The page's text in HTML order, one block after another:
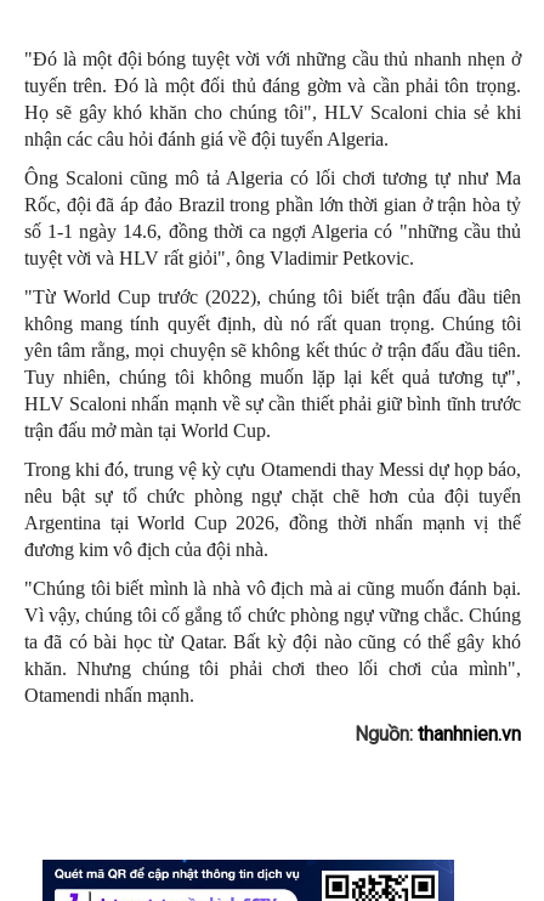
"Đó là một đội bóng tuyệt vời với những cầu thủ nhanh nhẹn ở
tuyến trên. Đó là một đối thủ đáng gờm và cần phải tôn trọng.
Họ sẽ gây khó khăn cho chúng tôi", HLV Scaloni chia sẻ khi
nhận các câu hỏi đánh giá về đội tuyển Algeria.
Ông Scaloni cũng mô tả Algeria có lối chơi tương tự như Ma
Rốc, đội đã áp đảo Brazil trong phần lớn thời gian ở trận hòa tỷ
số 1-1 ngày 14.6, đồng thời ca ngợi Algeria có "những cầu thủ
tuyệt vời và HLV rất giỏi", ông Vladimir Petkovic.
"Từ World Cup trước (2022), chúng tôi biết trận đấu đầu tiên
không mang tính quyết định, dù nó rất quan trọng. Chúng tôi
yên tâm rằng, mọi chuyện sẽ không kết thúc ở trận đấu đầu tiên.
Tuy nhiên, chúng tôi không muốn lặp lại kết quả tương tự",
HLV Scaloni nhấn mạnh về sự cần thiết phải giữ bình tĩnh trước
trận đấu mở màn tại World Cup.
Trong khi đó, trung vệ kỳ cựu Otamendi thay Messi dự họp báo,
nêu bật sự tổ chức phòng ngự chặt chẽ hơn của đội tuyển
Argentina tại World Cup 2026, đồng thời nhấn mạnh vị thế
đương kim vô địch của đội nhà.
"Chúng tôi biết mình là nhà vô địch mà ai cũng muốn đánh bại.
Vì vậy, chúng tôi cố gắng tổ chức phòng ngự vững chắc. Chúng
ta đã có bài học từ Qatar. Bất kỳ đội nào cũng có thể gây khó
khăn. Nhưng chúng tôi phải chơi theo lối chơi của mình",
Otamendi nhấn mạnh.
Nguồn: thanhnien.vn